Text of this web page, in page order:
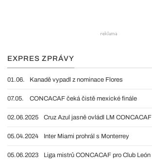
EXPRES ZPRÁVY
01.06. Kanadě vypadl z nominace Flores
07.05. CONCACAF čeká čistě mexické finále
02.06.2025 Cruz Azul jasně ovládl LM CONCACAF
05.04.2024 Inter Miami prohrál s Monterrey
05.06.2023 Liga mistrů CONCACAF pro Club León